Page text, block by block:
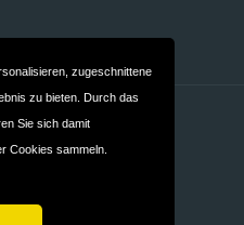
zugeschnittene
zu bieten. Durch das
Sie sich damit
Cookies sammeln.
Über uns
Impressum